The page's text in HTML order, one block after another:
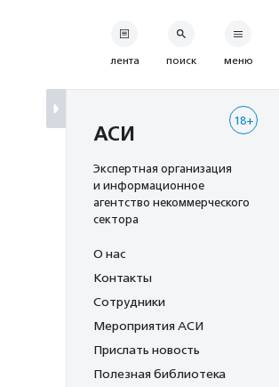
лента поиск меню
18+
АСИ
Экспертная организация
и информационное
агентство некоммерческого
сектора
О нас
Контакты
Сотрудники
Мероприятия АСИ
Прислать новость
Полезная библиотека